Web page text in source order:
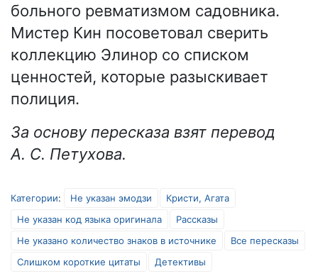
больного ревматизмом садовника.
Мистер Кин посоветовал сверить
коллекцию Элинор со списком
ценностей, которые разыскивает
полиция.
За основу пересказа взят перевод
А. С. Петухова.
Категории: Не указан эмодзи
Кристи, Агата
Не указан код языка оригинала
Рассказы
Не указано количество знаков в источнике
Все пересказы
Слишком короткие цитаты
Детективы